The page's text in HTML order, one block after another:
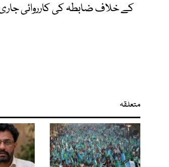
کے خلاف ضابطہ کی کارروائی
متعلقہ